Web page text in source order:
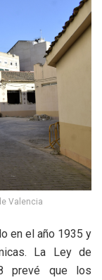
Valencia
en el año 1935 y
La Ley de
prevé que los